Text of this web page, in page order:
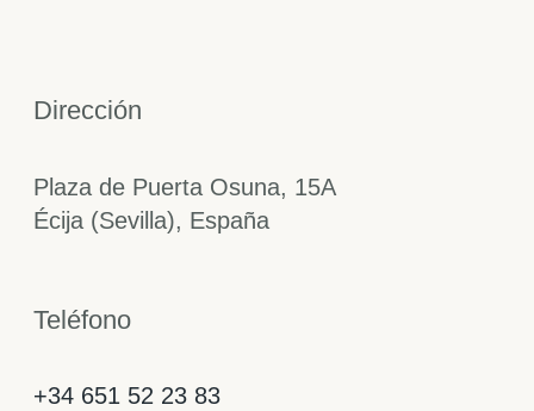
Dirección
Plaza de Puerta Osuna, 15A
Écija (Sevilla), España
Teléfono
+34 651 52 23 83